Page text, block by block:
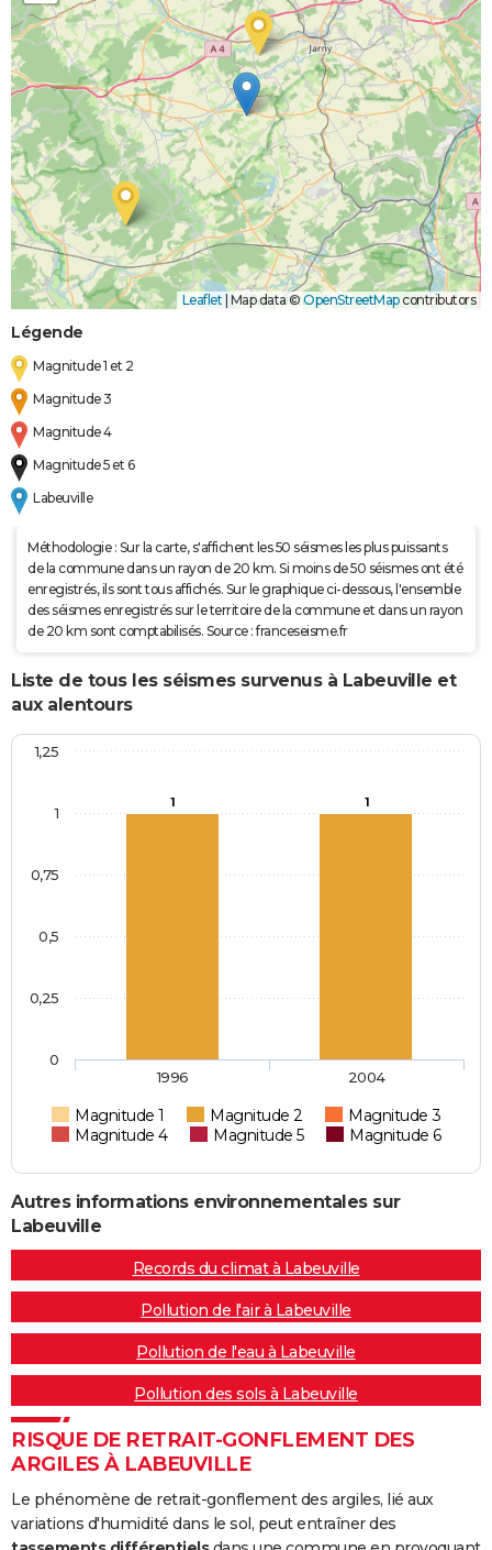
Leaflet | Map data ©OpenStreetMapcontributors
Légende
Magnitude 1 et 2
Magnitude 3
Magnitude 4
Magnitude 5 et 6
Labeuville
Méthodologie : Sur la carte, s'affichent les 50 séismes les plus puissants
de la commune dans un rayon de 20 km. Si moins de 50 séismes ont été
enregistrés, ils sont tous affichés. Sur le graphique ci-dessous, l'ensemble
des séismes enregistrés sur le territoire de la commune et dans un rayon
de 20 km sont comptabilisés. Source : franceseisme.fr
Liste de tous les séismes survenus à Labeuville et
aux alentours
1 1
Magnitude 1 Magnitude 2
Magnitude 3
Magnitude 4
Magnitude 5 Magnitude 6
1996 2004
0
0,25
0,5
0,75
1
1,25
Autres informations environnementales sur
Labeuville
Records du climat à Labeuville
Pollution de l'air à Labeuville
Pollution de l'eau à Labeuville
Pollution des sols à Labeuville
RISQUE DE RETRAIT-GONFLEMENT DES
ARGILES À LABEUVILLE
Le phénomène de retrait-gonflement des argiles, lié aux
variations d'humidité dans le sol, peut entraîner des